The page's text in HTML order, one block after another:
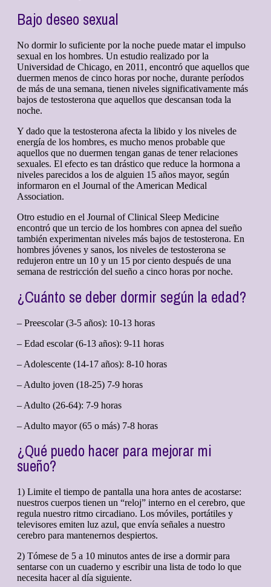
Bajo deseo sexual
No dormir lo suficiente por la noche puede matar el impulso
sexual en los hombres. Un estudio realizado por la
Universidad de Chicago, en 2011, encontró que aquellos que
duermen menos de cinco horas por noche, durante períodos
de más de una semana, tienen niveles significativamente más
bajos de testosterona que aquellos que descansan toda la
noche.
Y dado que la testosterona afecta la libido y los niveles de
energía de los hombres, es mucho menos probable que
aquellos que no duermen tengan ganas de tener relaciones
sexuales. El efecto es tan drástico que reduce la hormona a
niveles parecidos a los de alguien 15 años mayor, según
informaron en el Journal of the American Medical
Association.
Otro estudio en el Journal of Clinical Sleep Medicine
encontró que un tercio de los hombres con apnea del sueño
también experimentan niveles más bajos de testosterona. En
hombres jóvenes y sanos, los niveles de testosterona se
redujeron entre un 10 y un 15 por ciento después de una
semana de restricción del sueño a cinco horas por noche.
¿Cuánto se deber dormir según la edad?
– Preescolar (3-5 años): 10-13 horas
– Edad escolar (6-13 años): 9-11 horas
– Adolescente (14-17 años): 8-10 horas
– Adulto joven (18-25) 7-9 horas
– Adulto (26-64): 7-9 horas
– Adulto mayor (65 o más) 7-8 horas
¿Qué puedo hacer para mejorar mi
sueño?
1) Limite el tiempo de pantalla una hora antes de acostarse:
nuestros cuerpos tienen un “reloj” interno en el cerebro, que
regula nuestro ritmo circadiano. Los móviles, portátiles y
televisores emiten luz azul, que envía señales a nuestro
cerebro para mantenernos despiertos.
2) Tómese de 5 a 10 minutos antes de irse a dormir para
sentarse con un cuaderno y escribir una lista de todo lo que
necesita hacer al día siguiente.